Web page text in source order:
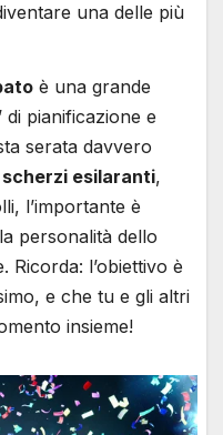
una delle più
è una grande
pianificazione e
serata davvero
scherzi esilaranti,
l’importante è
personalità dello
Ricorda: l’obiettivo è
e che tu e gli altri
insieme!